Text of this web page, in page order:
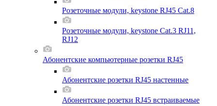
Розеточные модули, keystone RJ45 Cat.8
Розеточные модули, keystone Cat.3 RJ11,
RJ12
Абонентские компьютерные розетки RJ45
Абонентские розетки RJ45 настенные
Абонентские розетки RJ45 встраиваемые